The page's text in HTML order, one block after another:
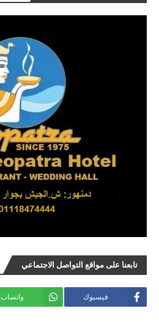
تابعنا على مواقع التواصل الاجتماعي
فيسبوك واتساب